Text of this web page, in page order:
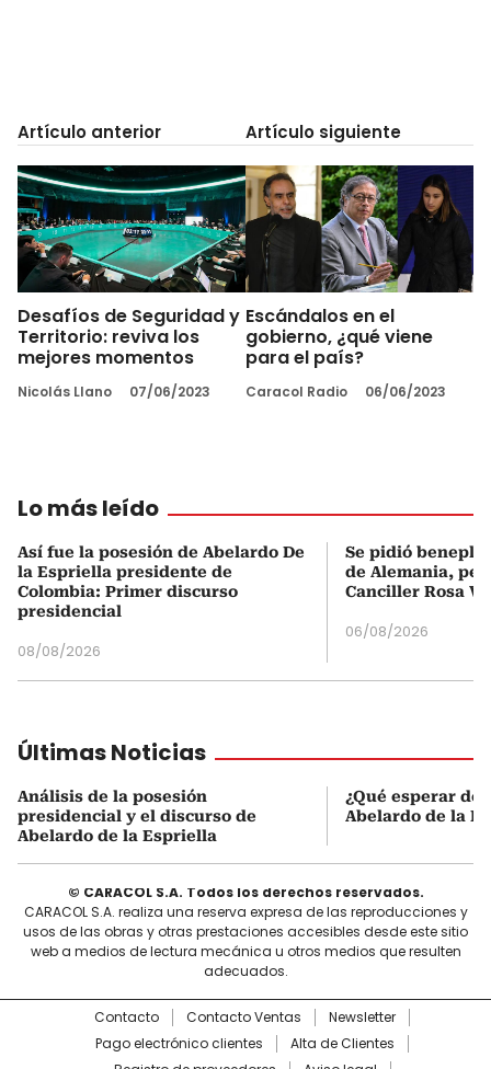
Artículo anterior
Desafíos de Seguridad y
Territorio: reviva los
mejores momentos
Nicolás Llano 07/06/2023
Artículo siguiente
Escándalos en el
gobierno, ¿qué viene
para el país?
Caracol Radio 06/06/2023
Lo más leído
Así fue la posesión de Abelardo De
la Espriella presidente de
Colombia: Primer discurso
presidencial
08/08/2026
Se pidió
de Alemania,
Canciller Rosa
06/08/2026
Últimas Noticias
Análisis de la posesión
presidencial y el discurso de
Abelardo de la Espriella
¿Qué esperar de
Abelardo de la
© CARACOL S.A. Todos los derechos reservados.
CARACOL S.A. realiza una reserva expresa de las reproducciones y
usos de las obras y otras prestaciones accesibles desde este sitio
web a medios de lectura mecánica u otros medios que resulten
adecuados.
Contacto Contacto Ventas
Newsletter
Pago electrónico clientes
Alta de Clientes